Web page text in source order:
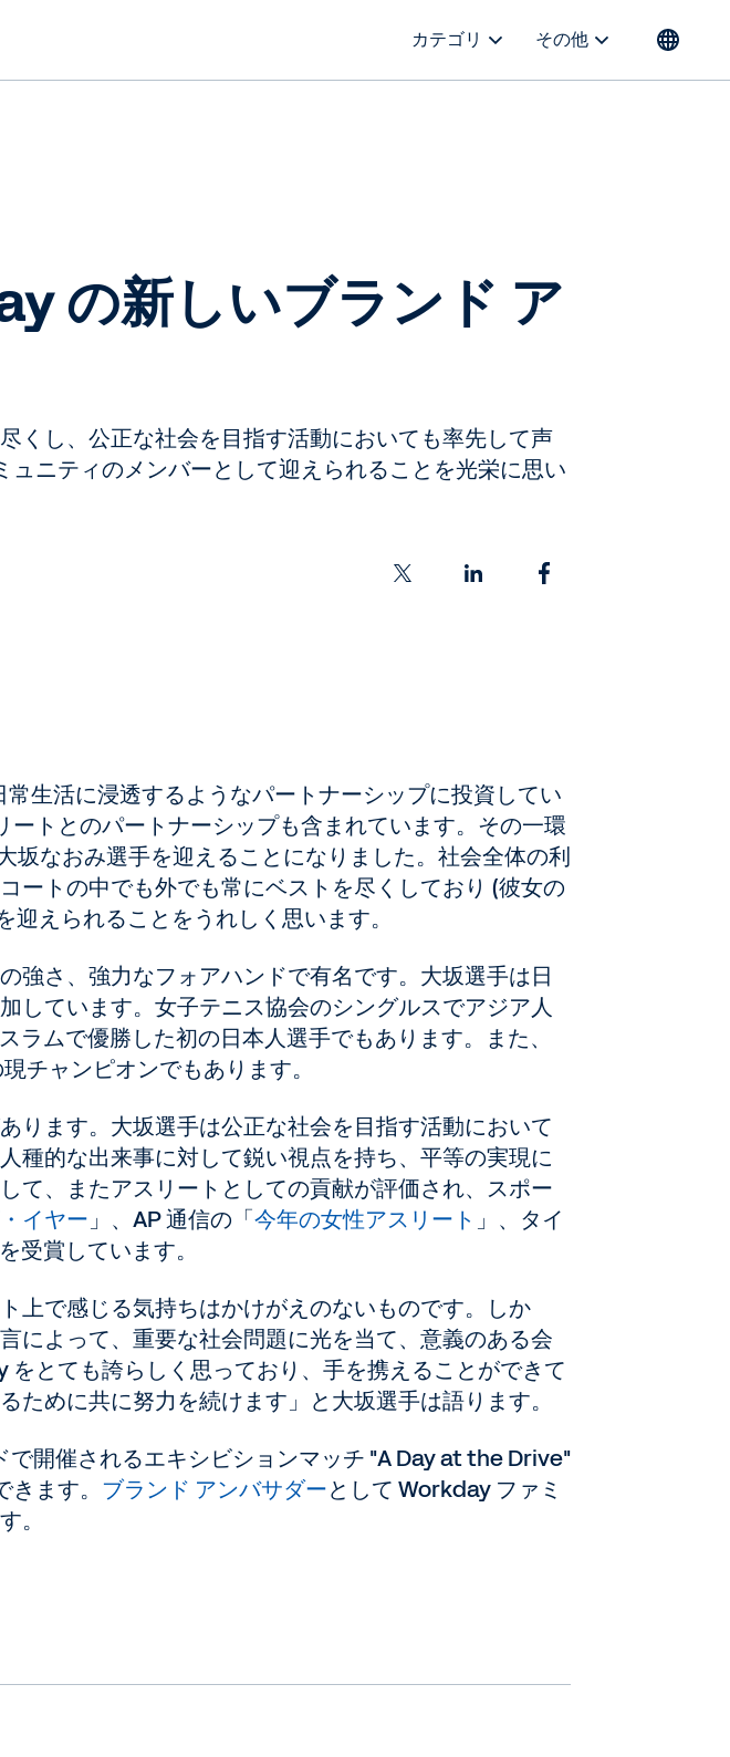
カテゴリ その他
の新しいブランド ア
くし、公正な社会を目指す活動においても率先して声
ニティのメンバーとして迎えられることを光栄に思い
生活に浸透するようなパートナーシップに投資してい
ートとのパートナーシップも含まれています。その一環
なおみ選手を迎えることになりました。社会全体の利
ートの中でも外でも常にベストを尽くしており (彼女の
えられることをうれしく思います。
強さ、強力なフォアハンドで有名です。大坂選手は日
しています。女子テニス協会のシングルスでアジア人
ムで優勝した初の日本人選手でもあります。また、
チャンピオンでもあります。
ります。大坂選手は公正な社会を目指す活動において
種的な出来事に対して鋭い視点を持ち、平等の実現に
て、またアスリートとしての貢献が評価され、スポー
イヤー 」、AP 通信の「今年の女性アスリート 」、タイ
受賞しています。
上で感じる気持ちはかけがえのないものです。しか
によって、重要な社会問題に光を当て、意義のある会
とても誇らしく思っており、手を携えることができて
めに共に努力を続けます」と大坂選手は語ります。
で開催されるエキシビションマッチ "A Day at the Drive"
ます。 ブランド アンバサダーとして Workday ファミ
。